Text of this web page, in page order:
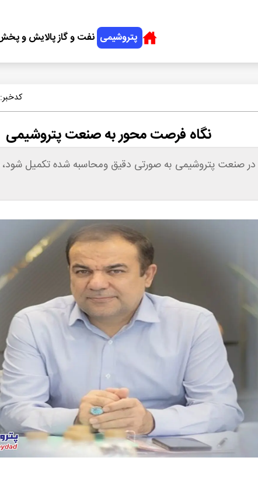
پتروشیمی نفت و گازپالایش و
کدخبر:
نگاه فرصت محور به صنعت پتروشیمی
صنعت پتروشیمی به صورتی دقیق ومحاسبه شده تکمیل شود،